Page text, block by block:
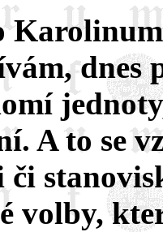
A to se
či
volby,